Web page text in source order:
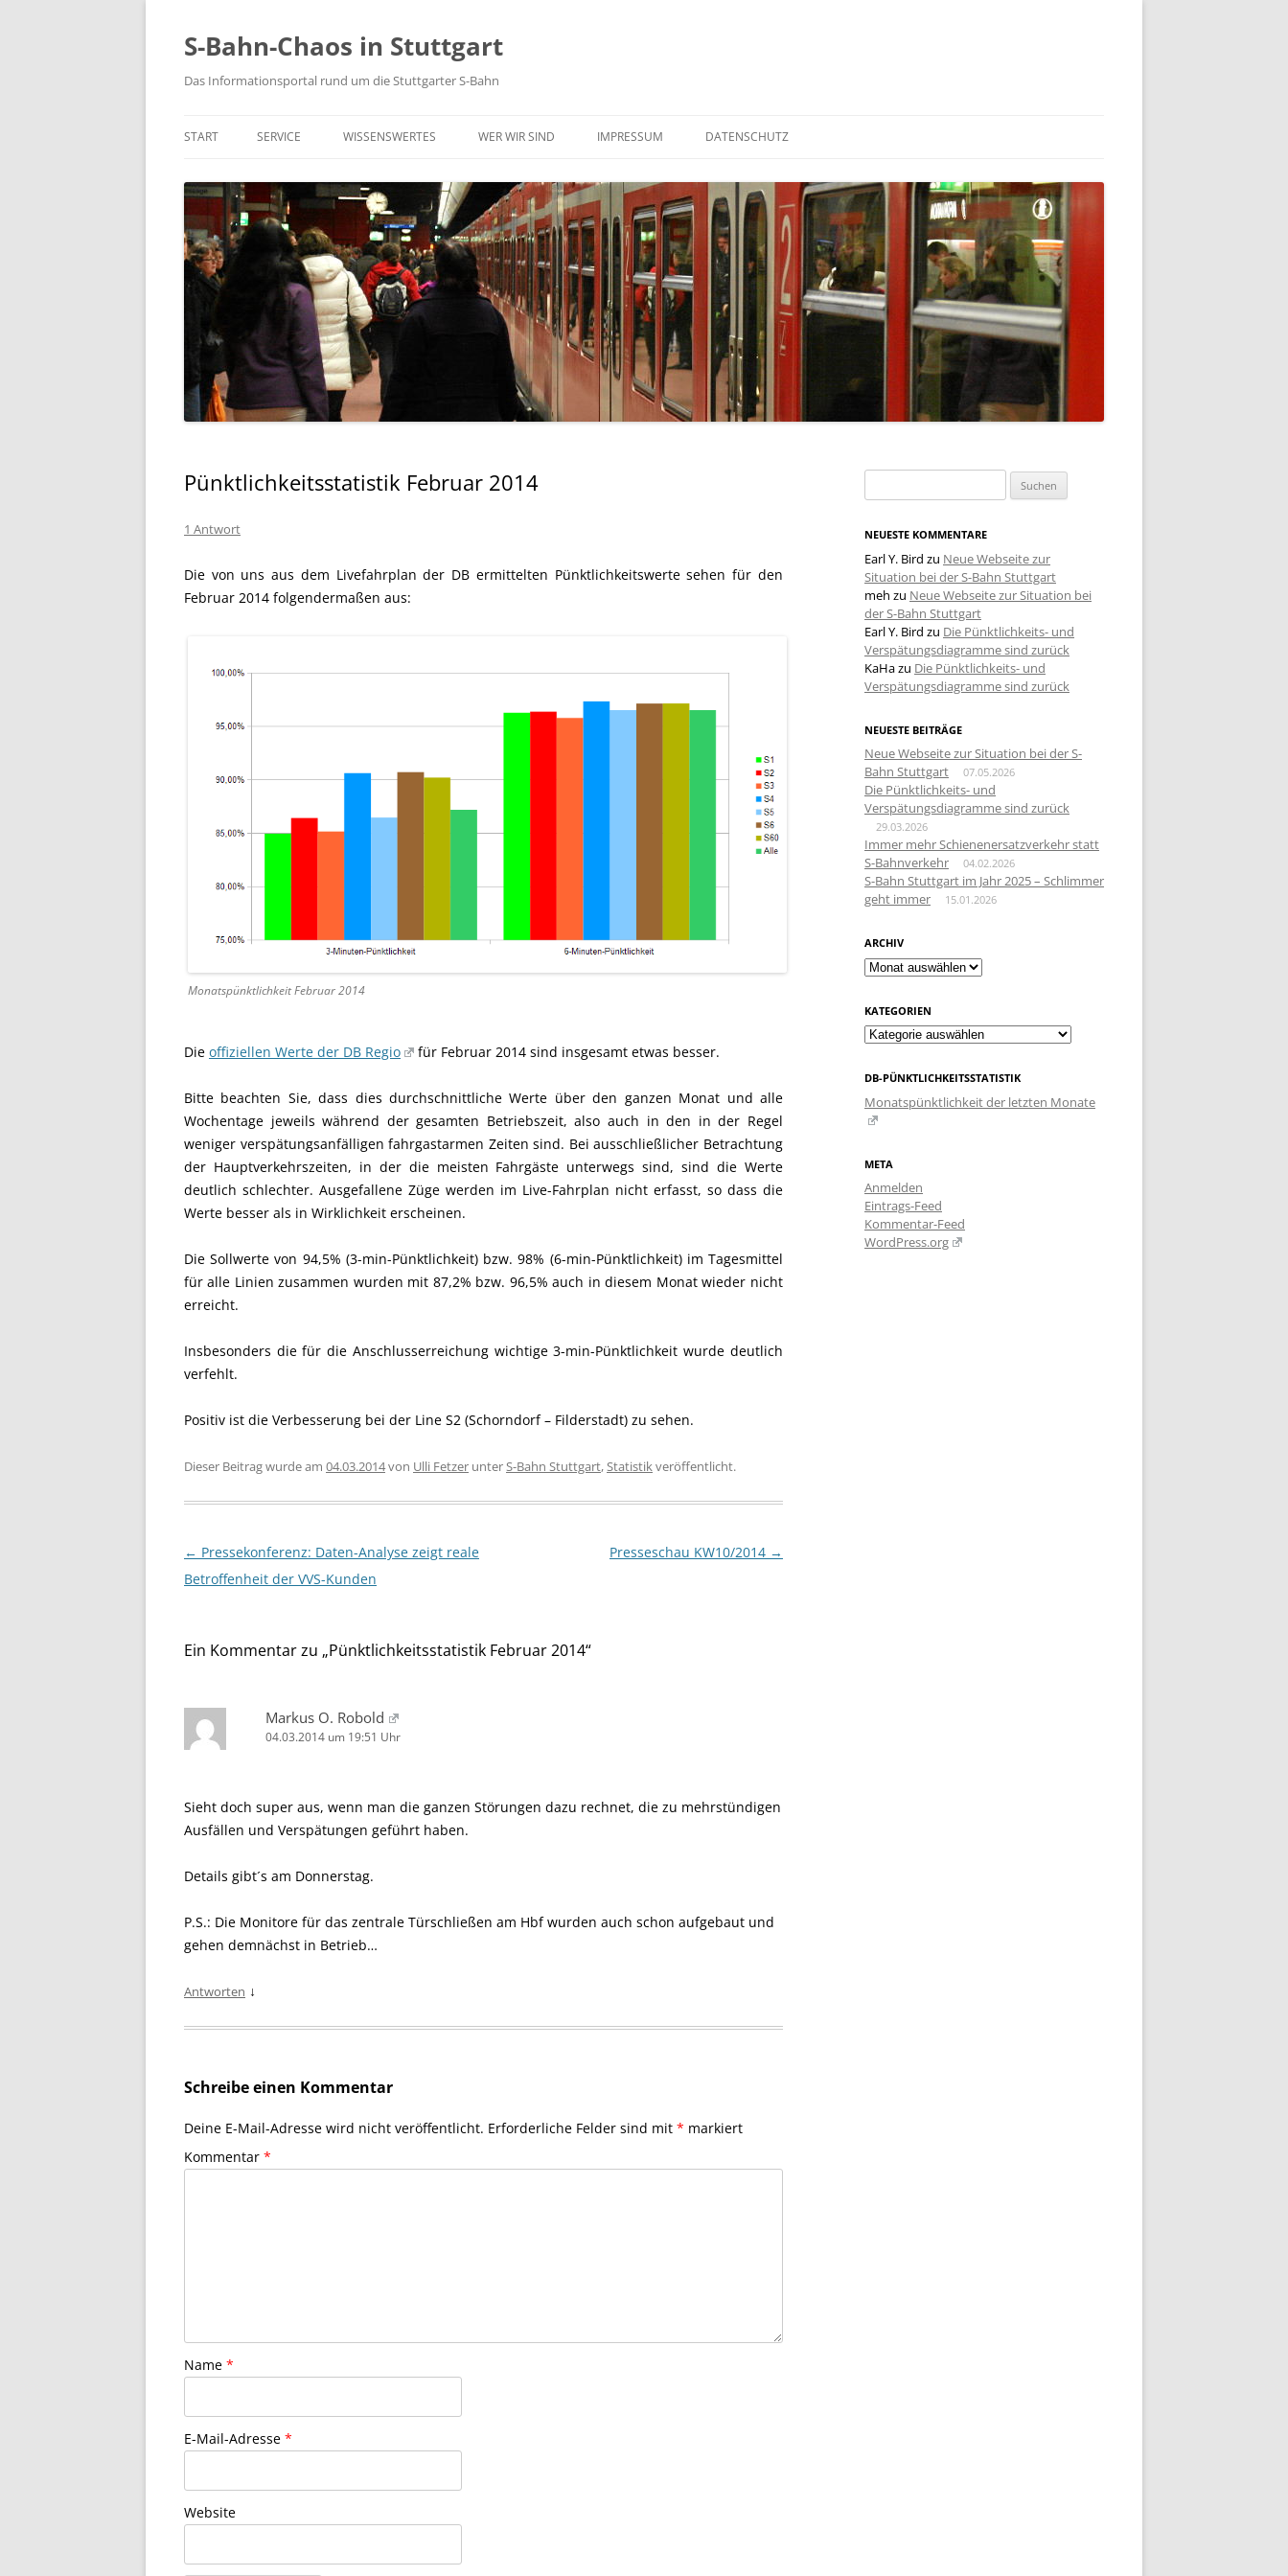
S-Bahn-Chaos in Stuttgart
Das Informationsportal rund um die Stuttgarter S-Bahn
START SERVICE WISSENSWERTES WER WIR SIND IMPRESSUM DATENSCHUTZ
Pünktlichkeitsstatistik Februar 2014
1 Antwort
Die von uns aus dem Livefahrplan der DB ermittelten Pünktlichkeitswerte sehen für den
Februar 2014 folgendermaßen aus:
Monatspünktlichkeit Februar 2014
Die offiziellen Werte der DB Regio für Februar 2014 sind insgesamt etwas besser.
Bitte beachten Sie, dass dies durchschnittliche Werte über den ganzen Monat und alle
Wochentage jeweils während der gesamten Betriebszeit, also auch in den in der Regel
weniger verspätungsanfälligen fahrgastarmen Zeiten sind. Bei ausschließlicher Betrachtung
der Hauptverkehrszeiten, in der die meisten Fahrgäste unterwegs sind, sind die Werte
deutlich schlechter. Ausgefallene Züge werden im Live-Fahrplan nicht erfasst, so dass die
Werte besser als in Wirklichkeit erscheinen.
Die Sollwerte von 94,5% (3-min-Pünktlichkeit) bzw. 98% (6-min-Pünktlichkeit) im Tagesmittel
für alle Linien zusammen wurden mit 87,2% bzw. 96,5% auch in diesem Monat wieder nicht
erreicht.
Insbesonders die für die Anschlusserreichung wichtige 3-min-Pünktlichkeit wurde deutlich
verfehlt.
Positiv ist die Verbesserung bei der Line S2 (Schorndorf – Filderstadt) zu sehen.
Dieser Beitrag wurde am 04.03.2014von Ulli Fetzer unterS-Bahn Stuttgart,Statistikveröffentlicht.
Beitragsnavigation
← Pressekonferenz: Daten-Analyse zeigt reale
Betroffenheit der VVS-Kunden
Presseschau KW10/2014 →
Ein Kommentar zu „Pünktlichkeitsstatistik Februar 2014“
Markus O. Robold
04.03.2014 um 19:51 Uhr
Sieht doch super aus, wenn man die ganzen Störungen dazu rechnet, die zu mehrstündigen
Ausfällen und Verspätungen geführt haben.
Details gibt´s am Donnerstag.
P.S.: Die Monitore für das zentrale Türschließen am Hbf wurden auch schon aufgebaut und
gehen demnächst in Betrieb…
Antworten ↓
Schreibe einen Kommentar
Deine E-Mail-Adresse wird nicht veröffentlicht. Erforderliche Felder sind mit * markiert
Kommentar *
Name *
E-Mail-Adresse *
Website
nach:
NEUESTE KOMMENTARE
Earl Y. Bird zu Neue Webseite zur
Situation bei der S-Bahn Stuttgart
meh zu Neue Webseite zur Situation bei
der S-Bahn Stuttgart
Earl Y. Bird zu Die Pünktlichkeits- und
Verspätungsdiagramme sind zurück
KaHazu Die Pünktlichkeits- und
Verspätungsdiagramme sind zurück
NEUESTE BEITRÄGE
Neue Webseite zur Situation bei der S-
Bahn Stuttgart
07.05.2026
Die Pünktlichkeits- und
Verspätungsdiagramme sind zurück
29.03.2026
Immer mehr Schienenersatzverkehr statt
S-Bahnverkehr
04.02.2026
S-Bahn Stuttgart im Jahr 2025 – Schlimmer
geht immer
15.01.2026
ARCHIV
Archiv
KATEGORIEN
Kategorien
DB-PÜNKTLICHKEITSSTATISTIK
Monatspünktlichkeit der letzten Monate
META
Anmelden
Eintrags-Feed
Kommentar-Feed
WordPress.org